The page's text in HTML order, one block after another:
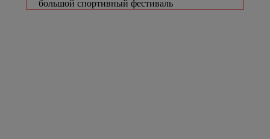
большой спортивный фестиваль